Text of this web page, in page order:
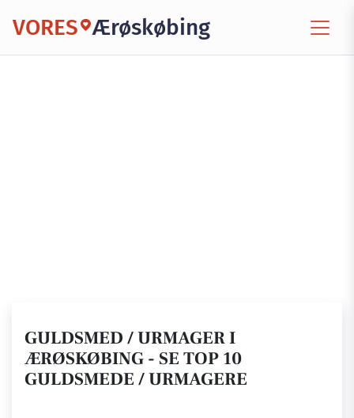
VORES Ærøskøbing
GULDSMED / URMAGER I
ÆRØSKØBING - SE TOP 10
GULDSMEDE / URMAGERE